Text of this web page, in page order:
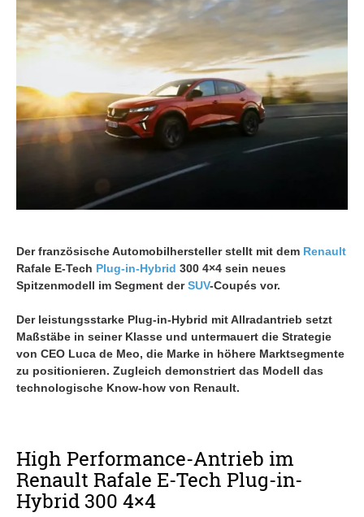
Der französische Automobilhersteller stellt mit dem Renault
Rafale E-Tech Plug-in-Hybrid 300 4×4 sein neues
Spitzenmodell im Segment derSUV-Coupés vor.
Der leistungsstarke Plug-in-Hybrid mit Allradantrieb setzt
Maßstäbe in seiner Klasse und untermauert die Strategie
von CEO Luca de Meo, die Marke in höhere Marktsegmente
zu positionieren. Zugleich demonstriert das Modell das
technologische Know-how von Renault.
High Performance-Antrieb im
Renault Rafale E-Tech Plug-in-
Hybrid 300 4×4